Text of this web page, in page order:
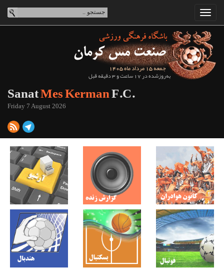
جمعه 15 مرداد ماه 1405
به‌روزشده در 17 ساعت و 3 دقیقه قبل
SanatMes KermanF.C.
Friday 7 August 2026